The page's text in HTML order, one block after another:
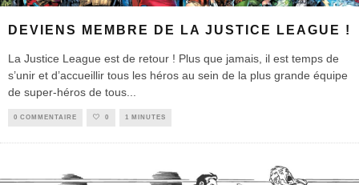
DEVIENS MEMBRE DE LA JUSTICE LEAGUE !
La Justice League est de retour ! Plus que jamais, il est temps de
s’unir et d’accueillir tous les héros au sein de la plus grande équipe
de super-héros de tous
0 COMMENTAIRE 0 1 MINUTES